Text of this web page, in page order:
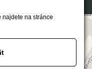
najdete na stránce